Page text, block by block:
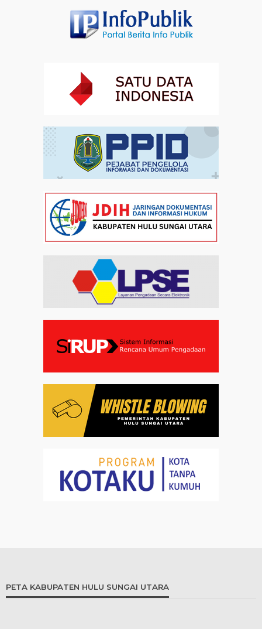
Kebangsaan di Monas
31-07-2026 16:04
Pandang terhadap Penyandang Disabilitas
PETA KABUPATEN HULU SUNGAI UTARA